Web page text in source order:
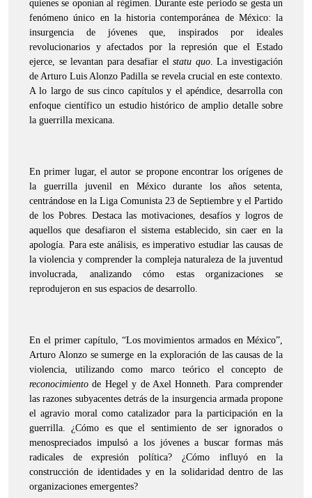
quienes se oponían al régimen. Durante este periodo se gesta un
fenómeno único en la historia contemporánea de México: la
insurgencia de jóvenes que, inspirados por ideales
revolucionarios y afectados por la represión que el Estado
ejerce, se levantan para desafiar elstatu quo. La investigación
de Arturo Luis Alonzo Padilla se revela crucial en este contexto.
A lo largo de sus cinco capítulos y el apéndice, desarrolla con
enfoque científico un estudio histórico de amplio detalle sobre
la guerrilla mexicana.
En primer lugar, el autor se propone encontrar los orígenes de
la guerrilla juvenil en México durante los años setenta,
centrándose en la Liga Comunista 23 de Septiembre y el Partido
de los Pobres. Destaca las motivaciones, desafíos y logros de
aquellos que desafiaron el sistema establecido, sin caer en la
apología. Para este análisis, es imperativo estudiar las causas de
la violencia y comprender la compleja naturaleza de la juventud
involucrada, analizando cómo estas organizaciones se
reprodujeron en sus espacios de desarrollo.
En el primer capítulo, “Los movimientos armados en México”,
Arturo Alonzo se sumerge en la exploración de las causas de la
violencia, utilizando como marco teórico el concepto de
reconocimiento de Hegel y de Axel Honneth. Para comprender
las razones subyacentes detrás de la insurgencia armada propone
el agravio moral como catalizador para la participación en la
guerrilla. ¿Cómo es que el sentimiento de ser ignorados o
menospreciados impulsó a los jóvenes a buscar formas más
radicales de expresión política? ¿Cómo influyó en la
construcción de identidades y en la solidaridad dentro de las
organizaciones emergentes?